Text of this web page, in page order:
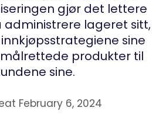
gjør det lettere
lageret sitt,
sine
produkter til
sine.
February 6, 2024